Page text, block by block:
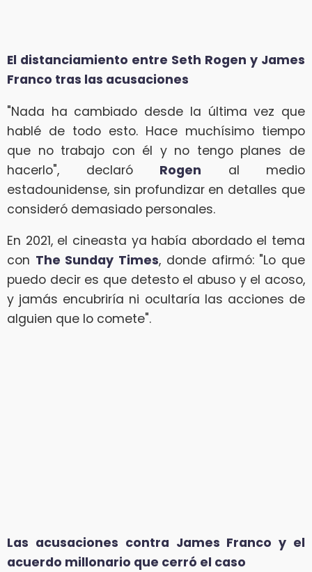
El distanciamiento entre Seth Rogen y James
Franco tras las acusaciones
"Nada ha cambiado desde la última vez que
hablé de todo esto. Hace muchísimo tiempo
que no trabajo con él y no tengo planes de
hacerlo", declaró Rogen al medio
estadounidense, sin profundizar en detalles que
consideró demasiado personales.
En 2021, el cineasta ya había abordado el tema
con The Sunday Times, donde afirmó: "Lo que
puedo decir es que detesto el abuso y el acoso,
y jamás encubriría ni ocultaría las acciones de
alguien que lo comete".
Las acusaciones contra James Franco y el
acuerdo millonario que cerró el caso